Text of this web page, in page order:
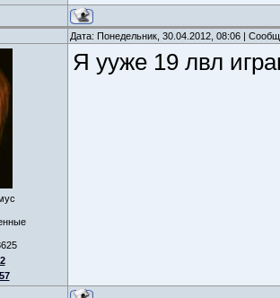
Дата: Понедельник, 30.04.2012, 08:06 |
57
Я ууже 19 лвл